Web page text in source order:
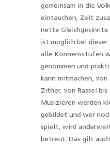
gemeinsam in die
eintauchen, Zeit
nette
ist möglich bei
alle Könnensstufen
genommen und
kann mitmachen,
Zither, von Rassel bis
Musizieren werden
gebildet und wer
spielt, wird
betreut. Das gilt